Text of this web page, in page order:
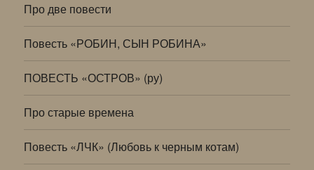
Про две повести
Повесть «РОБИН, СЫН РОБИНА»
ПОВЕСТЬ «ОСТРОВ» (ру)
Про старые времена
Повесть «ЛЧК» (Любовь к черным котам)